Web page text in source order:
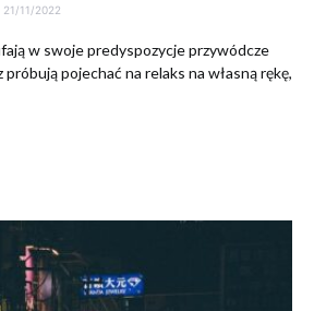
21/11/2022
w swoje predyspozycje przywódcze
pojechać na relaks na własną rękę,